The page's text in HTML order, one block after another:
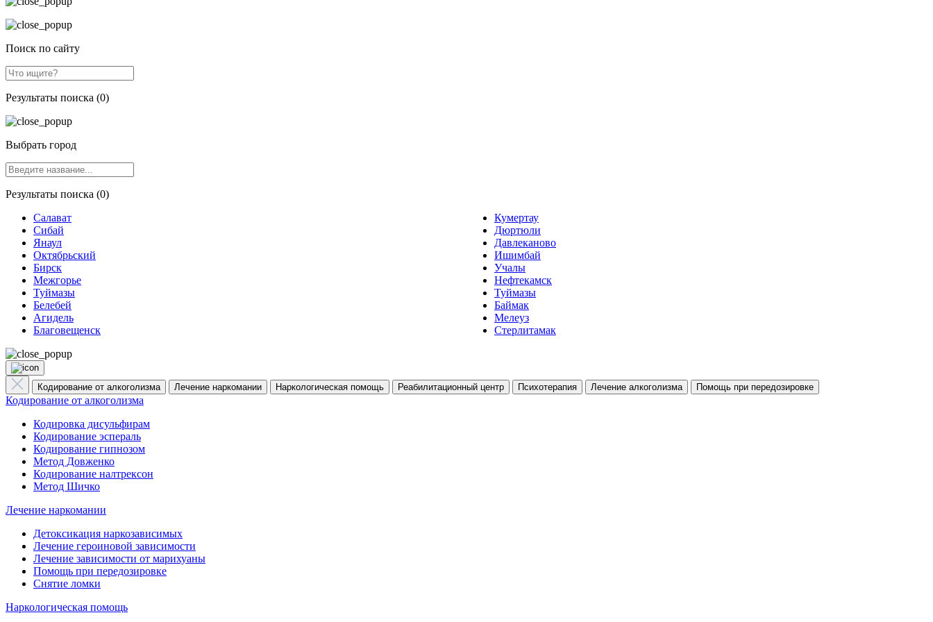
Поиск по сайту
Результаты поиска (0)
Выбрать город
Результаты поиска (0)
Салават
Кумертау
Сибай
Дюртюли
Янаул
Давлеканово
Октябрьский
Ишимбай
Бирск
Учалы
Межгорье
Нефтекамск
Туймазы
Туймазы
Белебей
Баймак
Агидель
Мелеуз
Благовещенск
Стерлитамак
Кодирование от алкоголизма Лечение наркомании Наркологическая помощь Реабилитационный центр Психотерапия Лечение алкоголизма Помощь при передозировке
Кодирование от алкоголизма
Кодировка дисульфирам
Кодирование эспераль
Кодирование гипнозом
Метод Довженко
Кодирование налтрексон
Метод Шичко
Лечение наркомании
Детоксикация наркозависимых
Лечение героиновой зависимости
Лечение зависимости от марихуаны
Помощь при передозировке
Снятие ломки
Наркологическая помощь